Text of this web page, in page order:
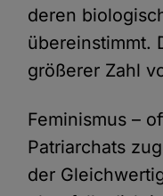
deren
übereinstimmt.
größerer Zahl
Feminismus –
Patriarchats
der